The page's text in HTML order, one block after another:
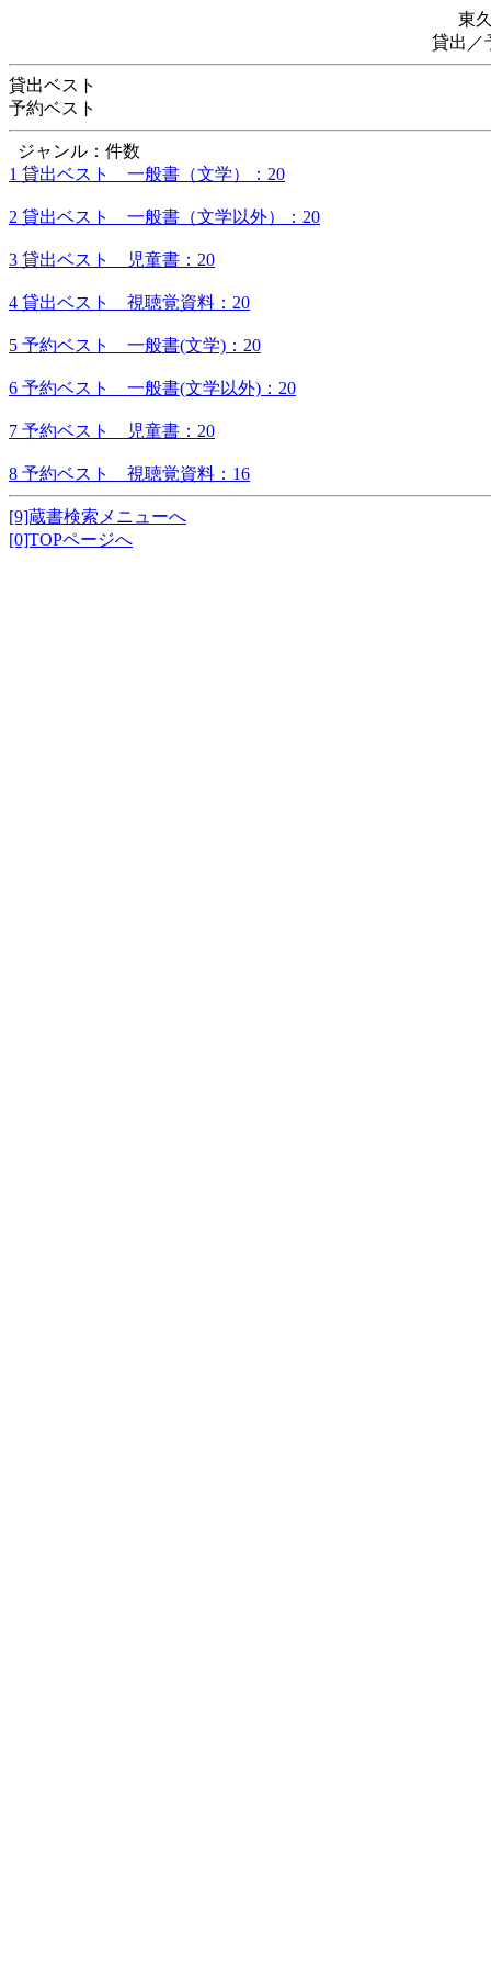
東
貸出／
貸出ベスト
予約ベスト
ジャンル：件数
1 貸出ベスト 一般書（文学）：20
2 貸出ベスト 一般書（文学以外）：20
3 貸出ベスト 児童書：20
4 貸出ベスト 視聴覚資料：20
5 予約ベスト 一般書(文学)：20
6 予約ベスト 一般書(文学以外)：20
7 予約ベスト 児童書：20
8 予約ベスト 視聴覚資料：16
[9]蔵書検索メニューへ
[0]TOPページへ